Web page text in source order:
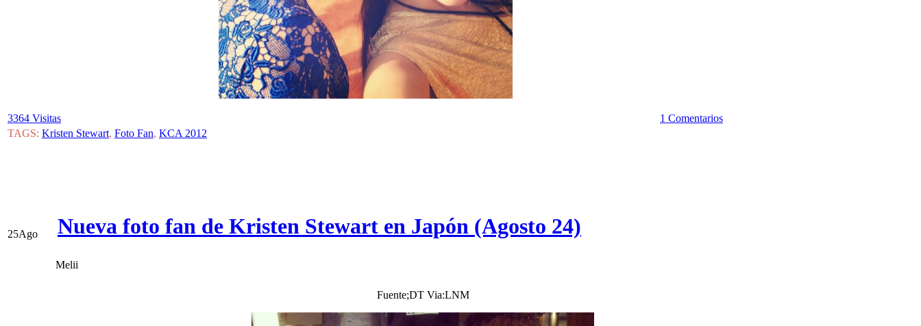
3364 Visitas
1 Comentarios
TAGS: Kristen Stewart, Foto Fan, KCA 2012
25Ago Nueva foto fan de Kristen Stewart en Japón (Agosto 24)
Melii
Fuente;DT Via:LNM